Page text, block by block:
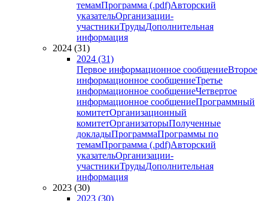
темамПрограмма (.pdf)Авторский
указательОрганизации-
участникиТрудыДополнительная
информация
2024 (31)
2024 (31)
Первое информационное сообщениеВторое
информационное сообщениеТретье
информационное сообщениеЧетвертое
информационное сообщениеПрограммный
комитетОрганизационный
комитетОрганизаторыПолученные
докладыПрограммаПрограммы по
темамПрограмма (.pdf)Авторский
указательОрганизации-
участникиТрудыДополнительная
информация
2023 (30)
2023 (30)